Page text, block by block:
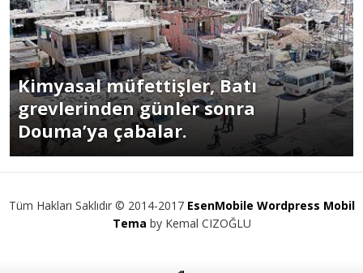
Kimyasal müfettişler, Batı
grevlerinden günler sonra
Douma’ya çabalar.
Tüm Hakları Saklıdır © 2014-2017 EsenMobile Wordpress Mobil
Tema by Kemal CIZOĞLU